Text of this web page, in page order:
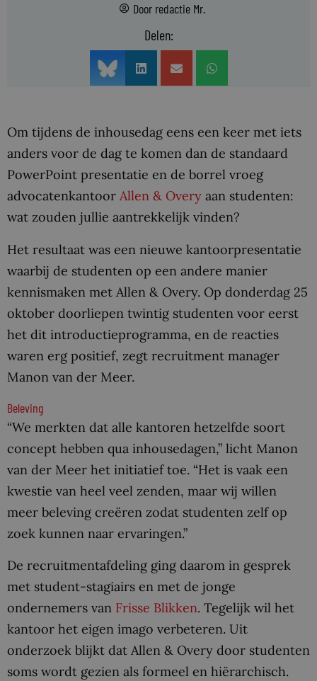
Door redactie Mr.
Delen:
Om tijdens de inhousedag eens een keer met iets
anders voor de dag te komen dan de standaard
PowerPoint presentatie en de borrel vroeg
advocatenkantoor Allen & Overy aan studenten:
wat zouden jullie aantrekkelijk vinden?
Het resultaat was een nieuwe kantoorpresentatie
waarbij de studenten op een andere manier
kennismaken met Allen & Overy. Op donderdag 25
oktober doorliepen twintig studenten voor eerst
het dit introductieprogramma, en de reacties
waren erg positief, zegt recruitment manager
Manon van der Meer.
Beleving
“We merkten dat alle kantoren hetzelfde soort
concept hebben qua inhousedagen,” licht Manon
van der Meer het initiatief toe. “Het is vaak een
kwestie van heel veel zenden, maar wij willen
meer beleving creëren zodat studenten zelf op
zoek kunnen naar ervaringen.”
De recruitmentafdeling ging daarom in gesprek
met student-stagiairs en met de jonge
ondernemers van Frisse Blikken. Tegelijk wil het
kantoor het eigen imago verbeteren. Uit
onderzoek blijkt dat Allen & Overy door studenten
soms wordt gezien als formeel en hiërarchisch.